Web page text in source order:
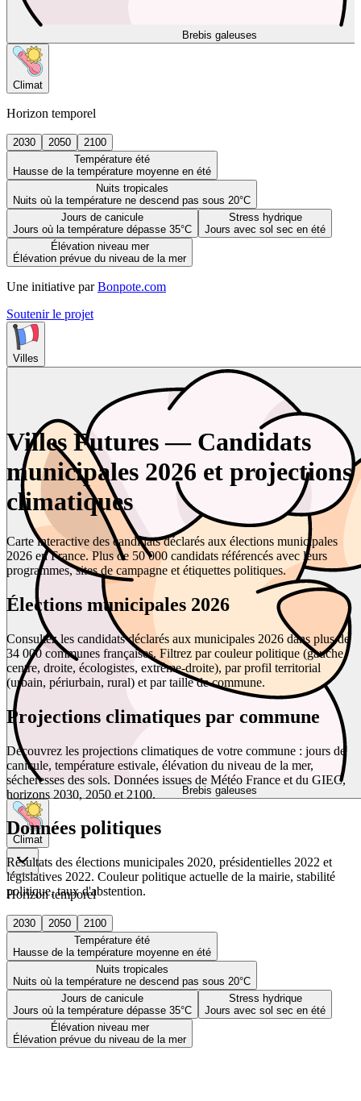
Brebis galeuses
Climat
Horizon temporel
2030 2050
2100
Température été
Hausse de la température moyenne en été
Nuits tropicales
Nuits où la température ne descend pas sous 20°C
Jours de canicule
Jours où la température dépasse 35°C
Stress hydrique
Jours avec sol sec en été
Élévation niveau mer
Élévation prévue du niveau de la mer
Une initiative par Bonpote.com
Soutenir le projet
Villes
Brebis galeuses
Climat
Horizon temporel
2030 2050
2100
Température été
Hausse de la température moyenne en été
Nuits tropicales
Nuits où la température ne descend pas sous 20°C
Jours de canicule
Jours où la température dépasse 35°C
Stress hydrique
Jours avec sol sec en été
Élévation niveau mer
Élévation prévue du niveau de la mer
Villes Futures — Candidats
municipales 2026 et projections
climatiques
Carte interactive des candidats déclarés aux élections municipales
2026 en France. Plus de 50 000 candidats référencés avec leurs
programmes, sites de campagne et étiquettes politiques.
Élections municipales 2026
Consultez les candidats déclarés aux municipales 2026 dans plus de
34 000 communes françaises. Filtrez par couleur politique (gauche,
centre, droite, écologistes, extrême-droite), par profil territorial
(urbain, périurbain, rural) et par taille de commune.
Projections climatiques par commune
Découvrez les projections climatiques de votre commune : jours de
canicule, température estivale, élévation du niveau de la mer,
sécheresses des sols. Données issues de Météo France et du GIEC,
horizons 2030, 2050 et 2100.
Données politiques
Résultats des élections municipales 2020, présidentielles 2022 et
législatives 2022. Couleur politique actuelle de la mairie, stabilité
politique, taux d'abstention.